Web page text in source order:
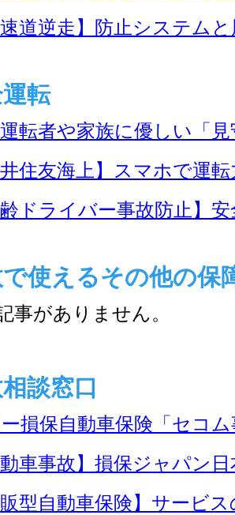
速道逆走】防止システム
転
転者や家族に優しい「
井住友海上】スマホで運
齢ドライバー事故防止】
使えるその他の保
事がありません。
談窓口
損保自動車保険「セコ
動車事故】損保ジャパン
販型自動車保険】サービ